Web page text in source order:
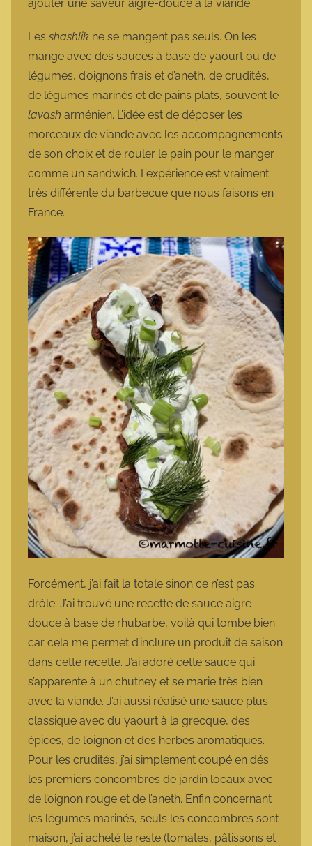
ajouter une saveur aigre-douce à la viande.
Les shashlik ne se mangent pas seuls. On les
mange avec des sauces à base de yaourt ou de
légumes, d’oignons frais et d’aneth, de crudités,
de légumes marinés et de pains plats, souvent le
lavash arménien. L’idée est de déposer les
morceaux de viande avec les accompagnements
de son choix et de rouler le pain pour le manger
comme un sandwich. L’expérience est vraiment
très différente du barbecue que nous faisons en
France.
Forcément, j’ai fait la totale sinon ce n’est pas
drôle. J’ai trouvé une recette de sauce aigre-
douce à base de rhubarbe, voilà qui tombe bien
car cela me permet d’inclure un produit de saison
dans cette recette. J’ai adoré cette sauce qui
s’apparente à un chutney et se marie très bien
avec la viande. J’ai aussi réalisé une sauce plus
classique avec du yaourt à la grecque, des
épices, de l’oignon et des herbes aromatiques.
Pour les crudités, j’ai simplement coupé en dés
les premiers concombres de jardin locaux avec
de l’oignon rouge et de l’aneth. Enfin concernant
les légumes marinés, seuls les concombres sont
maison, j’ai acheté le reste (tomates, pâtissons et